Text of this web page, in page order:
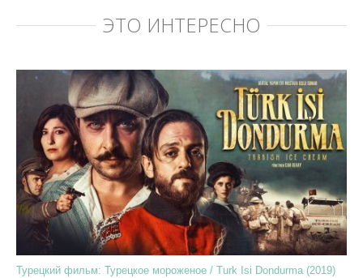
ЭТО ИНТЕРЕСНО
Турецкий фильм: Турецкое мороженое / Turk Isi Dondurma (2019)